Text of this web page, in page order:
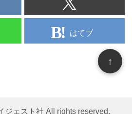
はてブ
ジェスト社 All rights reserved.
↑